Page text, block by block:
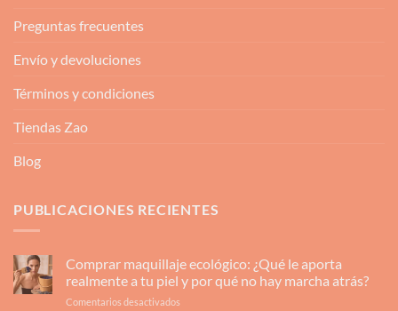
Preguntas frecuentes
Envío y devoluciones
Términos y condiciones
Tiendas Zao
Blog
PUBLICACIONES RECIENTES
Comprar maquillaje ecológico: ¿Qué le aporta
realmente a tu piel y por qué no hay marcha atrás?
Comentarios desactivados